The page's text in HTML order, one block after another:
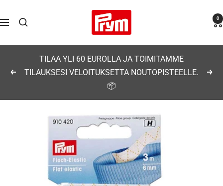
sisältöön
Navigaatio
Prym 0
Edellinen
TILAA YLI 60 EUROLLA JA TOIMITAMME
TILAUKSESI VELOITUKSETTA NOUTOPISTEELLE.
📦